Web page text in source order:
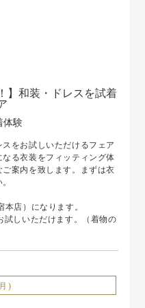
】和装・ドレスを試着
体験
をお試しいただけるフェア
る衣装をフィッティング体
案内を致します。まずは衣
店）になります。
しいただけます。（着物の
)